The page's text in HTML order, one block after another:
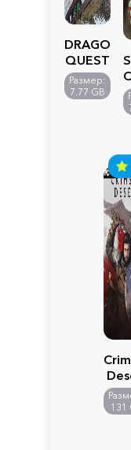
DRAGON
QUEST
VII
Размер:
7.77 GB
131